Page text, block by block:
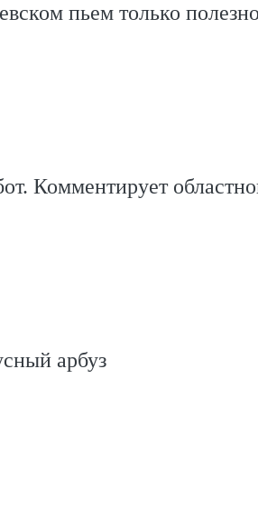
пьем только
Комментирует
арбуз